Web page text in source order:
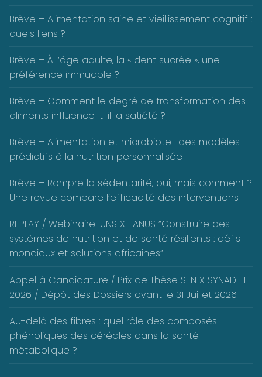
Brève – Alimentation saine et vieillissement cognitif :
quels liens ?
Brève – À l’âge adulte, la « dent sucrée », une
préférence immuable ?
Brève – Comment le degré de transformation des
aliments influence-t-il la satiété ?
Brève – Alimentation et microbiote : des modèles
prédictifs à la nutrition personnalisée
Brève – Rompre la sédentarité, oui, mais comment ?
Une revue compare l’efficacité des interventions
REPLAY / Webinaire IUNS X FANUS “Construire des
systèmes de nutrition et de santé résilients : défis
mondiaux et solutions africaines”
Appel à Candidature / Prix de Thèse SFN X SYNADIET
2026 / Dépôt des Dossiers avant le 31 Juillet 2026
Au-delà des fibres : quel rôle des composés
phénoliques des céréales dans la santé
métabolique ?